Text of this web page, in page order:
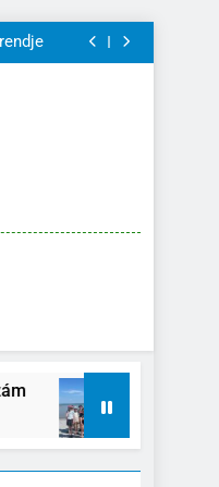
14.
Zánka-Erzsébettábor
2026.06.26.